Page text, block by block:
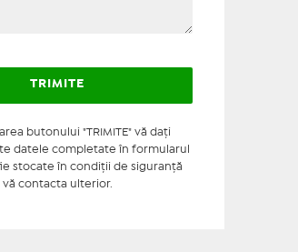
butonului "TRIMITE" vă daţi
datele completate în formularul
stocate în condiţii de siguranţă
vă contacta ulterior.